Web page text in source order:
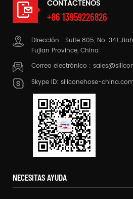
CONTÁCTENOS
+86 13959226826
Dirección : Suite 805, No. 341
Fujian Province, China
Correo electrónico :
Skype ID: siliconehose-
NECESITAS AYUDA